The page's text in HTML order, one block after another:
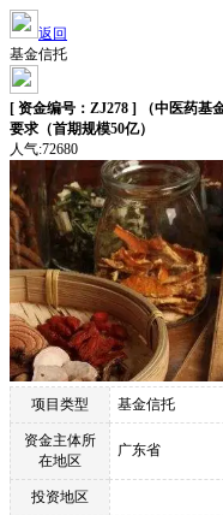
返回
基金信托
[ 资金编号：ZJ278 ] （中医药基
要求（首期规模50亿）
人气:72680
项目类型 基金信托
资金主体所
在地区
广东省
投资地区